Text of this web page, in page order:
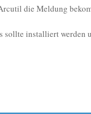
die Meldung
sollte installiert werden